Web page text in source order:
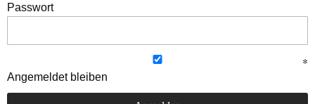
Passwort
Angemeldet bleiben